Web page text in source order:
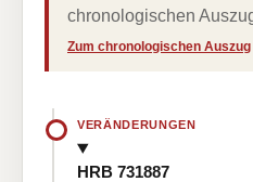
chronologischen
Zum chronologischen Auszug
VERÄNDERUNGEN
HRB 731887